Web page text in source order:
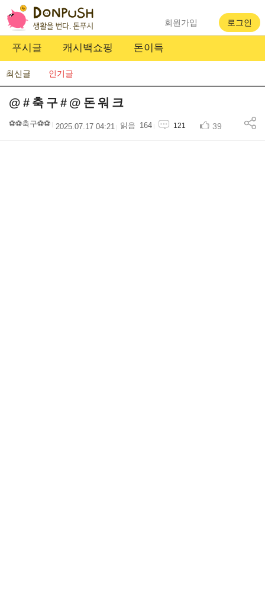
푸시글 캐시백쇼핑 돈이득
회원가입 로그인
최신글 인기글
@ # 축 구 # @ 돈 워 크
⚽️⚽️축구⚽️⚽️ 2025.07.17 04:21 164 121 39